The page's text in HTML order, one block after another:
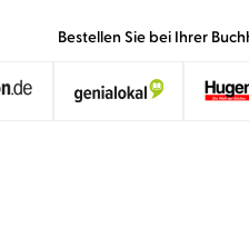
Bestellen Sie bei Ihrer